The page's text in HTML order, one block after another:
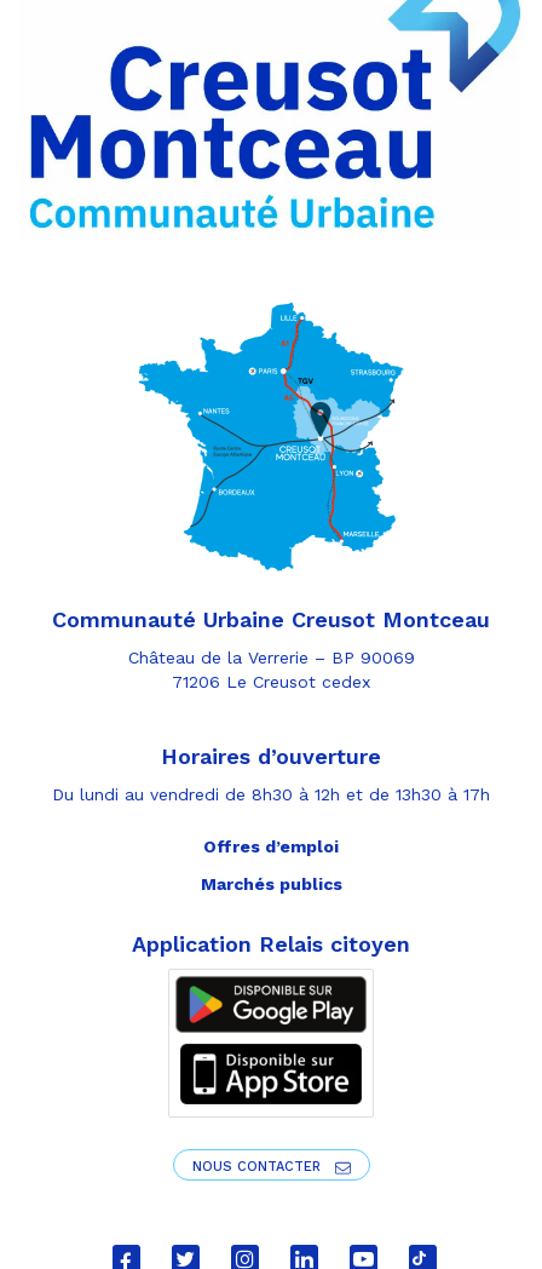
Facebook
Partager
Twitter
Partager
par
e-
mail
Communauté Urbaine Creusot Montceau
Château de la Verrerie – BP 90069
71206 Le Creusot cedex
Horaires d’ouverture
Du lundi au vendredi de 8h30 à 12h et de 13h30 à 17h
Offres d’emploi
Marchés publics
Application Relais citoyen
NOUS CONTACTER